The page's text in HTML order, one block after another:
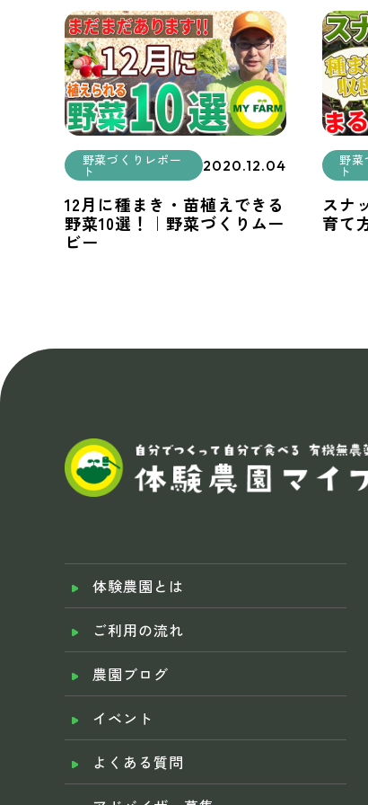
野菜づくりレポー
ト 2020.12.04
12月に種まき・苗植えできる
野菜10選！｜野菜づくりムー
ビー
野菜
ト
スナ
育て
体験農園とは
ご利用の流れ
農園ブログ
イベント
よくある質問